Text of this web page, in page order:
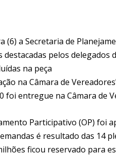
(6) a Secretaria de
pelos
na peça
na Câmara de
entregue na Câmara de
Participativo (OP) foi
é resultado das 14
ficou reservado para